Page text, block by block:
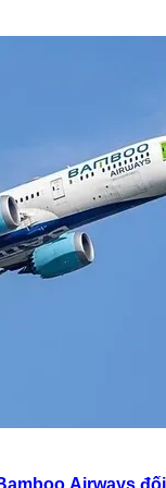
Airways đối